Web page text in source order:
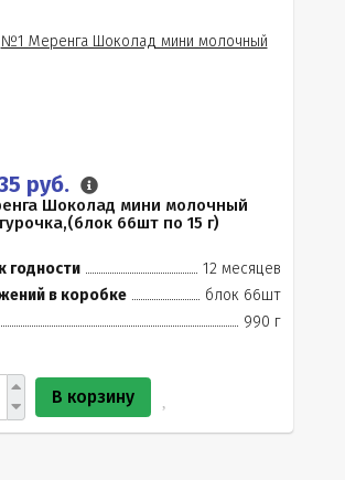
руб.
Шоколад мини молочный
66шт по 15 г)
годности
12 месяцев
в коробке
блок 66шт
990 г
В корзину